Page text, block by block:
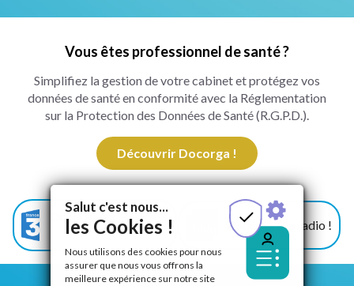
Vous êtes professionnel de santé ?
Simplifiez la gestion de votre cabinet et protégez vos
données de santé en conformité avec la Réglementation
sur la Protection des Données de Santé (R.G.P.D.).
Découvrir Docorga !
Docorga sur France 3
!
Docorga à la radio !
Salut c'est nous...
les Cookies !
Nous utilisons des cookies pour nous
assurer que nous vous offrons la
meilleure expérience sur notre site